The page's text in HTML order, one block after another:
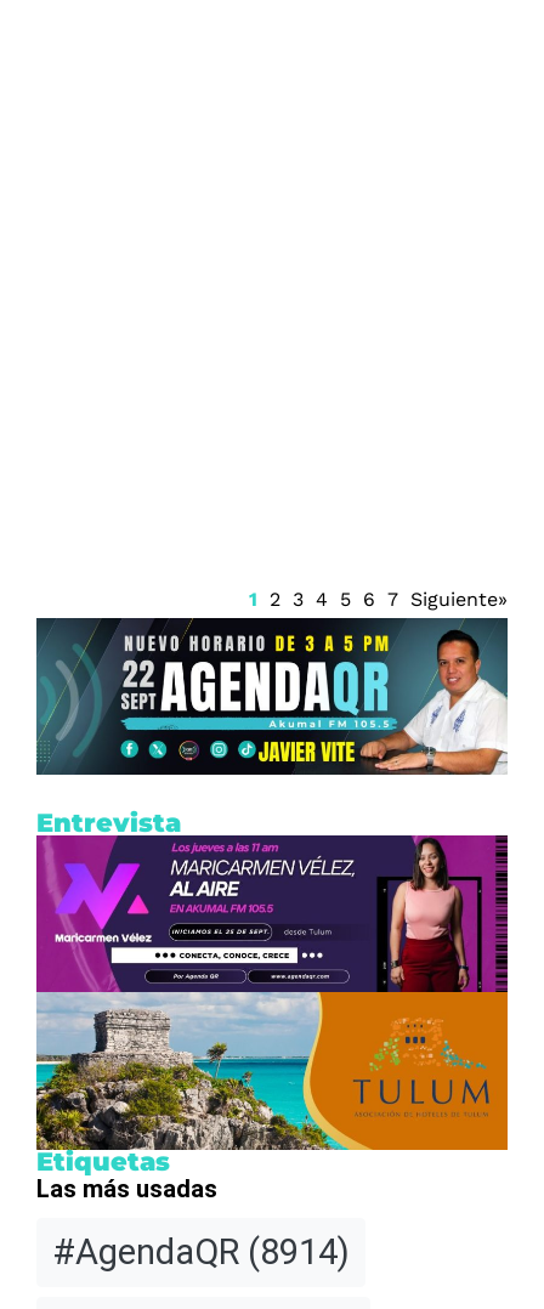
1 2 3 4 5 6 7 Siguiente»
Entrevista
Etiquetas
Las más usadas
#AgendaQR (8914)